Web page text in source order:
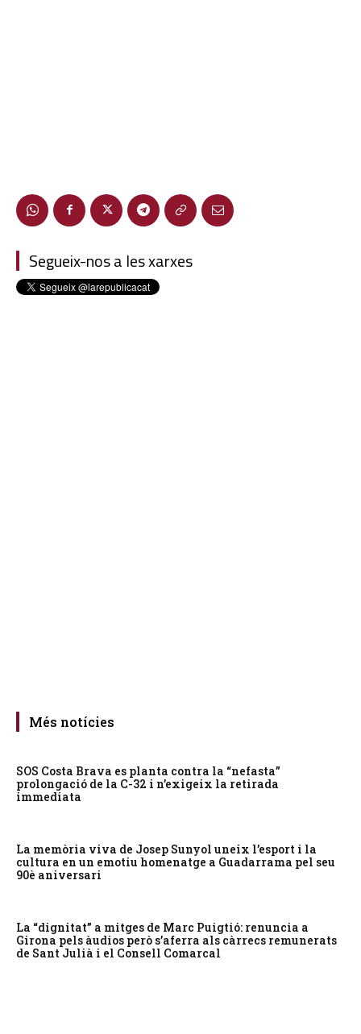
Segueix-nos a les xarxes
Més notícies
SOS Costa Brava es planta contra la “nefasta”
prolongació de la C-32 i n’exigeix la retirada
immediata
La memòria viva de Josep Sunyol uneix l’esport i la
cultura en un emotiu homenatge a Guadarrama pel seu
90è aniversari
La “dignitat” a mitges de Marc Puigtió: renuncia a
Girona pels àudios però s’aferra als càrrecs remunerats
de Sant Julià i el Consell Comarcal